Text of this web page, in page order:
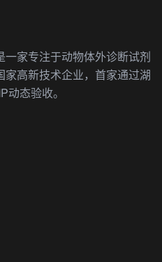
家专注于动物体外诊断试剂
高新技术企业，首家通过湖
态验收。